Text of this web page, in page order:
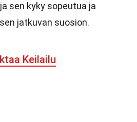
sen kyky sopeutua ja
jatkuvan suosion.
Keilailu